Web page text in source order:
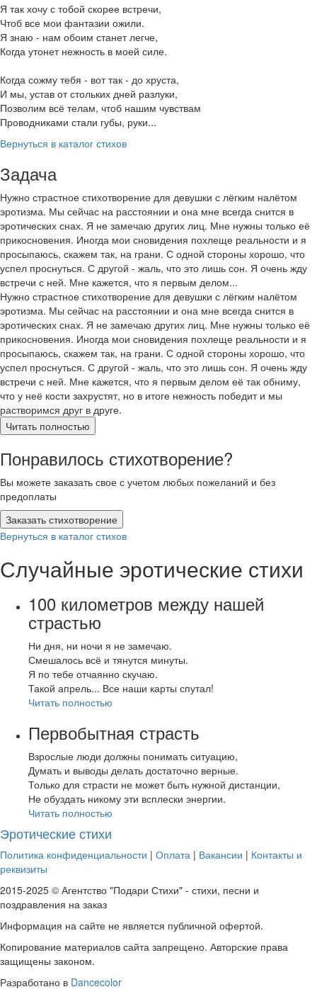
Я так хочу с тобой скорее встречи,
Чтоб все мои фантазии ожили.
Я знаю - нам обоим станет легче,
Когда утонет нежность в моей силе.
Когда сожму тебя - вот так - до хруста,
И мы, устав от стольких дней разлуки,
Позволим всё телам, чтоб нашим чувствам
Проводниками стали губы, руки...
Вернуться в каталог стихов
Задача
Нужно страстное стихотворение для девушки с лёгким налётом
эротизма. Мы сейчас на расстоянии и она мне всегда снится в
эротических снах. Я не замечаю других лиц. Мне нужны только её
прикосновения. Иногда мои сновидения похлеще реальности и я
просыпаюсь, скажем так, на грани. С одной стороны хорошо, что
успел проснуться. С другой - жаль, что это лишь сон. Я очень жду
встречи с ней. Мне кажется, что я первым делом...
Нужно страстное стихотворение для девушки с лёгким налётом
эротизма. Мы сейчас на расстоянии и она мне всегда снится в
эротических снах. Я не замечаю других лиц. Мне нужны только её
прикосновения. Иногда мои сновидения похлеще реальности и я
просыпаюсь, скажем так, на грани. С одной стороны хорошо, что
успел проснуться. С другой - жаль, что это лишь сон. Я очень жду
встречи с ней. Мне кажется, что я первым делом её так обниму,
что у неё кости захрустят, но в итоге нежность победит и мы
растворимся друг в друге.
Читать полностью
Понравилось стихотворение?
Вы можете заказать свое с учетом любых пожеланий и без
предоплаты
Заказать стихотворение
Вернуться в каталог стихов
Случайные эротические стихи
100 километров между нашей
страстью
Ни дня, ни ночи я не замечаю.
Смешалось всё и тянутся минуты.
Я по тебе отчаянно скучаю.
Такой апрель... Все наши карты спутал!
Читать полностью
Первобытная страсть
Взрослые люди должны понимать ситуацию,
Думать и выводы делать достаточно верные.
Только для страсти не может быть нужной дистанции,
Не обуздать никому эти всплески энергии.
Читать полностью
Эротические стихи
Политика конфиденциальности | Оплата | Вакансии | Контакты и
реквизиты
2015-2025 © Агентство "Подари Стихи" - стихи, песни и
поздравления на заказ
Информация на сайте не является публичной офертой.
Копирование материалов сайта запрещено. Авторские права
защищены законом.
Разработано в Dancecolor